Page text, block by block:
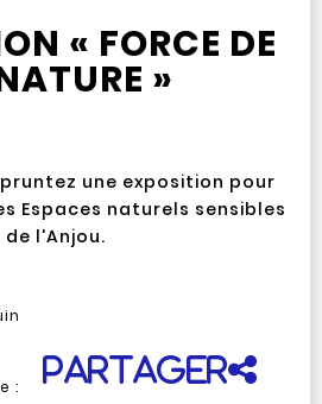
« FORCE DE
»
une exposition pour
Espaces naturels sensibles
de l'Anjou.
:
Partager